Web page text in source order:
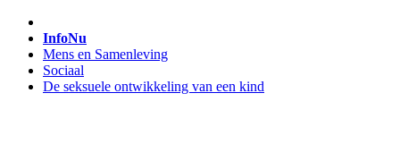
InfoNu
Mens en Samenleving
Sociaal
De seksuele ontwikkeling van een kind